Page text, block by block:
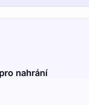
nahrání